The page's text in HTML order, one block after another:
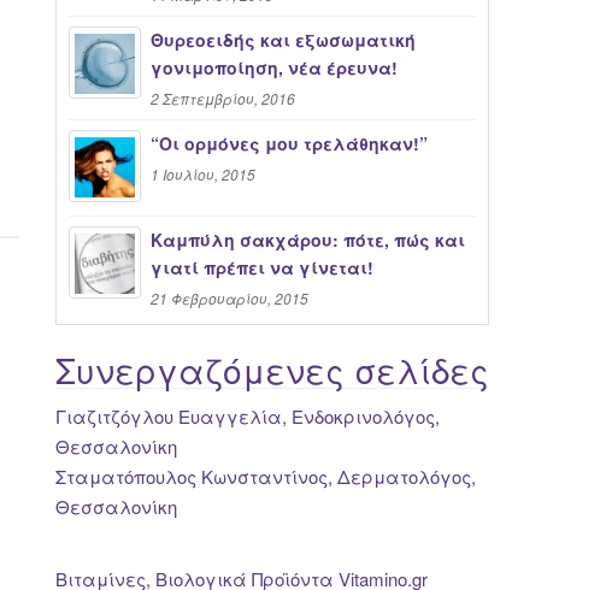
Θυρεοειδής και εξωσωματική
γονιμοποίηση, νέα έρευνα!
2 Σεπτεμβρίου, 2016
“Oι ορμόνες μου τρελάθηκαν!”
1 Ιουλίου, 2015
Καμπύλη σακχάρου: πότε, πώς και
γιατί πρέπει να γίνεται!
21 Φεβρουαρίου, 2015
Συνεργαζόμενες σελίδες
Γιαζιτζόγλου Ευαγγελία, Ενδοκρινολόγος,
Θεσσαλονίκη
Σταματόπουλος Κωνσταντίνος, Δερματολόγος,
Θεσσαλονίκη
Βιταμίνες, Βιολογικά Προϊόντα Vitamino.gr